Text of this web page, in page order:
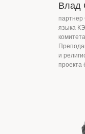
Влад
партнер
языка
и
проекта